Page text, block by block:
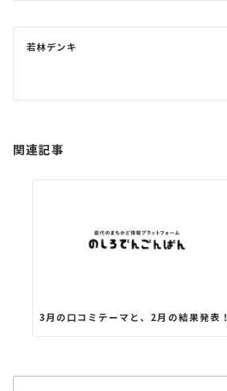
ゲ若林デンキ
関連記事
3月の口コミテーマと、2月の結果発表！